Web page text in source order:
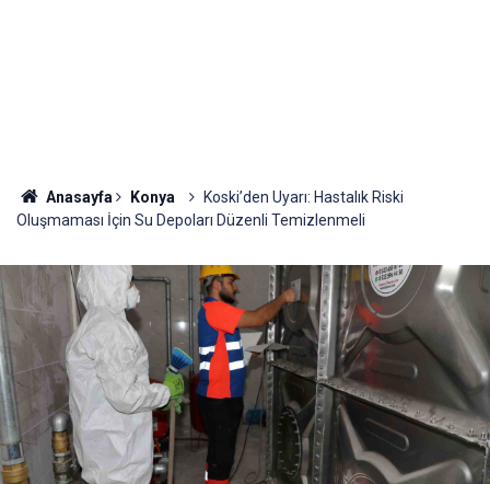
Anasayfa Konya
Koski’den Uyarı: Hastalık Riski
Oluşmaması İçin Su Depoları Düzenli Temizlenmeli